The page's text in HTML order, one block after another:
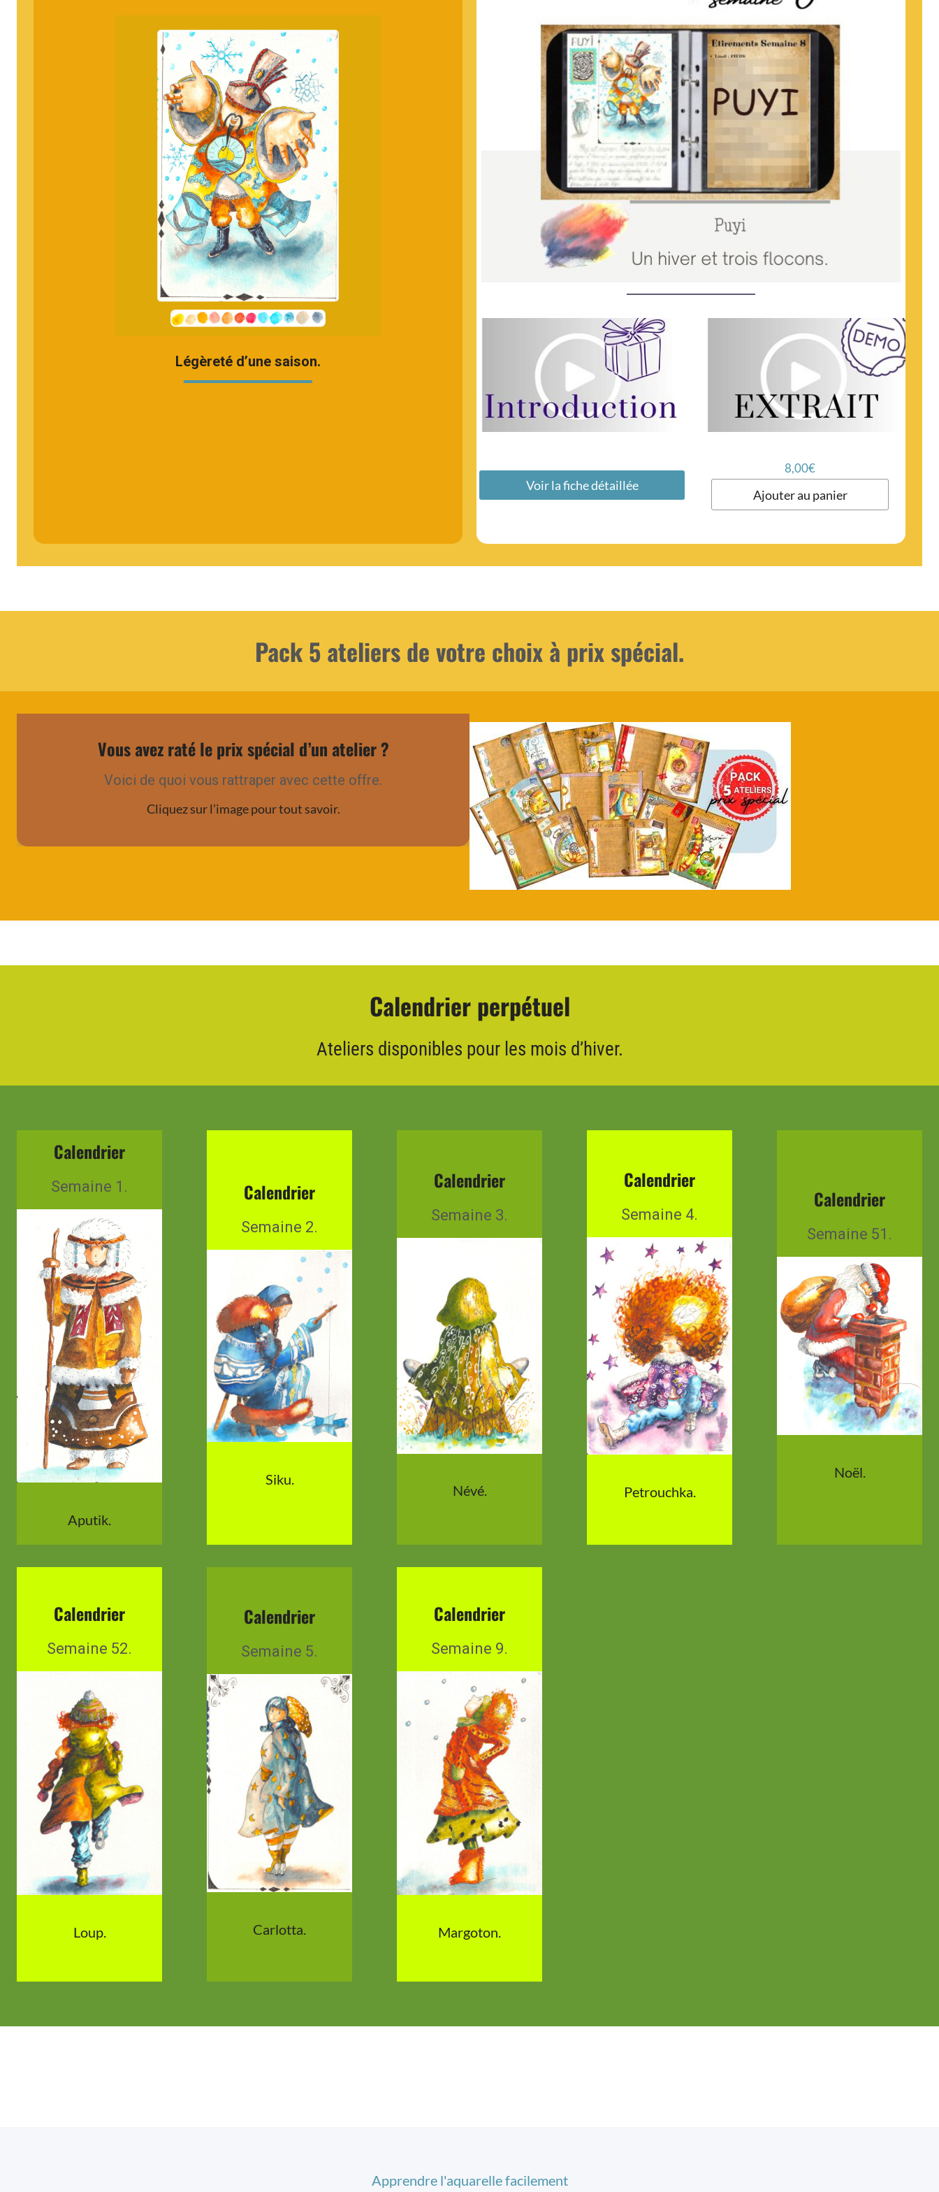
Légèreté d’une saison.
Voir la fiche détaillée
8,00€
Ajouter au panier
Pack 5 ateliers de votre choix à prix spécial.
Vous avez raté le prix spécial d’un atelier ?
Voici de quoi vous rattraper avec cette offre.
Cliquez sur l’image pour tout savoir.
Calendrier perpétuel
Ateliers disponibles pour les mois d’hiver.
Calendrier
Semaine 1.
Aputik.
Calendrier
Semaine 2.
Siku.
Calendrier
Semaine 3.
Névé.
Calendrier
Semaine 4.
Petrouchka.
Calendrier
Semaine 51.
Noël.
Calendrier
Semaine 52.
Loup.
Calendrier
Semaine 5.
Carlotta.
Calendrier
Semaine 9.
Margoton.
Apprendre l'aquarelle facilement